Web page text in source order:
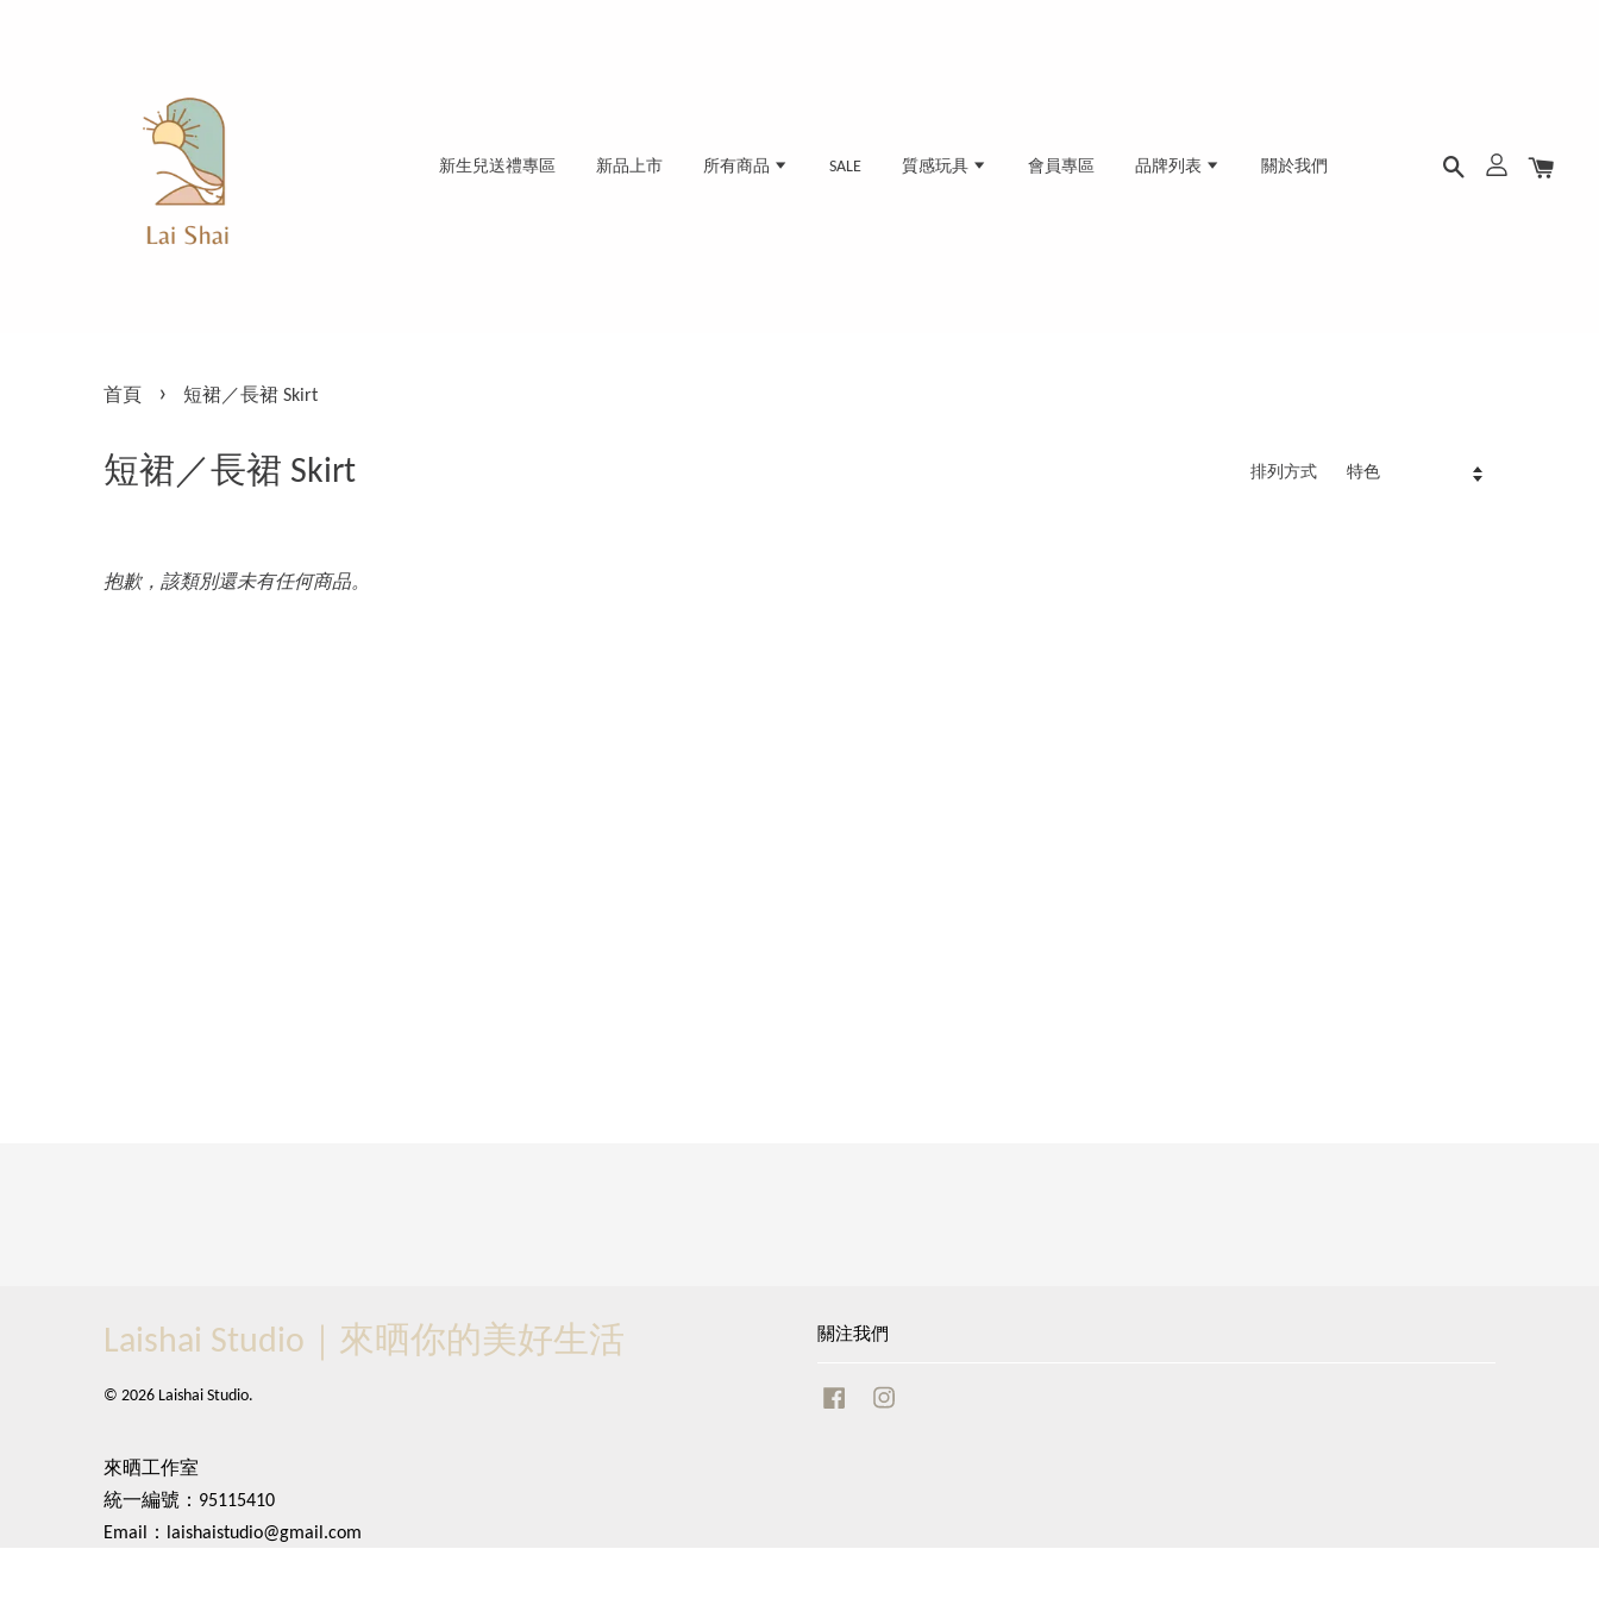
新生兒送禮專區 新品上市 所有商品 SALE 質感玩具 會員專區 品牌列表 關於我們
首頁 › 短裙／長裙 Skirt
短裙／長裙 Skirt 排列方式
抱歉，該類別還未有任何商品。
Laishai Studio｜來晒你的美好生活
© 2026 Laishai Studio.
來晒工作室
統一編號：95115410
Email：laishaistudio@gmail.com
關注我們
Facebook